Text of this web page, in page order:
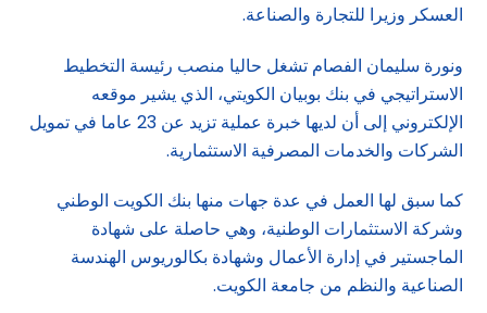
العسكر وزيرا للتجارة والصناعة.
ونورة سليمان الفصام تشغل حاليا منصب رئيسة التخطيط
الاستراتيجي في بنك بوبيان الكويتي، الذي يشير موقعه
الإلكتروني إلى أن لديها خبرة عملية تزيد عن 23 عاما في تمويل
الشركات والخدمات المصرفية الاستثمارية.
كما سبق لها العمل في عدة جهات منها بنك الكويت الوطني
وشركة الاستثمارات الوطنية، وهي حاصلة على شهادة
الماجستير في إدارة الأعمال وشهادة بكالوريوس الهندسة
الصناعية والنظم من جامعة الكويت.